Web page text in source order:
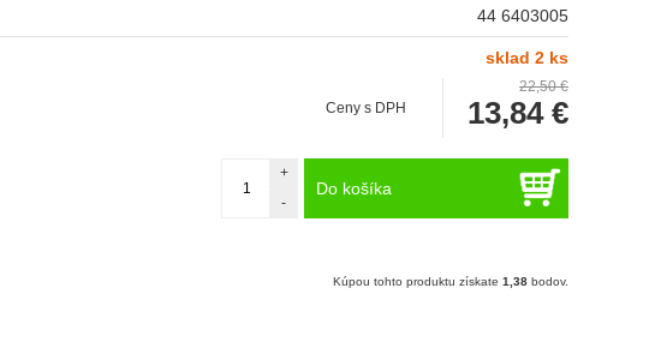
44 6403005
sklad 2 ks
Ceny s DPH
22,50 €
13,84 €
Do košíka
-
+
Kúpou tohto produktu získate 1,38 bodov.